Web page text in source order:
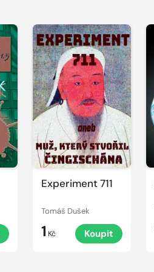
Experiment 711
Tomáš Dušek
1 Kč Koupit